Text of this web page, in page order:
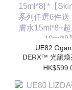
UE82
DERX™ 光韻煥
50ml $599/1
[*$1437/3送